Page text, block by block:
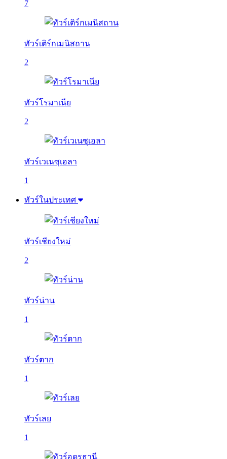
7
ทัวร์เติร์กเมนิสถาน
2
ทัวร์โรมาเนีย
2
ทัวร์เวเนซุเอลา
1
ทัวร์ในประเทศ
ทัวร์เชียงใหม่
2
ทัวร์น่าน
1
ทัวร์ตาก
1
ทัวร์เลย
1